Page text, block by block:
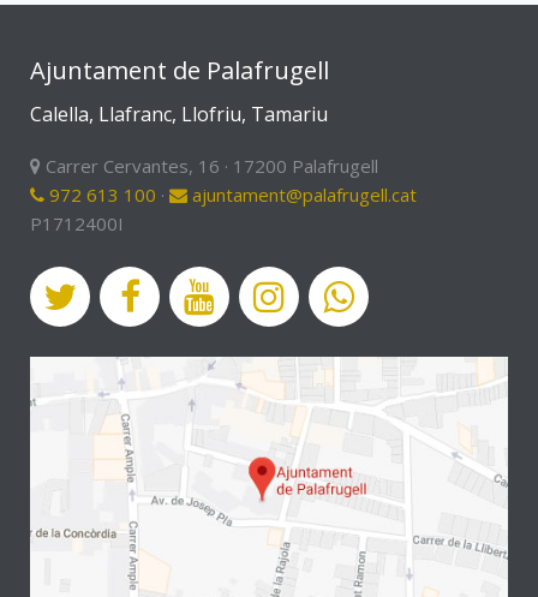
Ajuntament de Palafrugell
Calella, Llafranc, Llofriu, Tamariu
Carrer Cervantes, 16 · 17200 Palafrugell
972 613 100 ·
ajuntament@palafrugell.cat
P1712400I